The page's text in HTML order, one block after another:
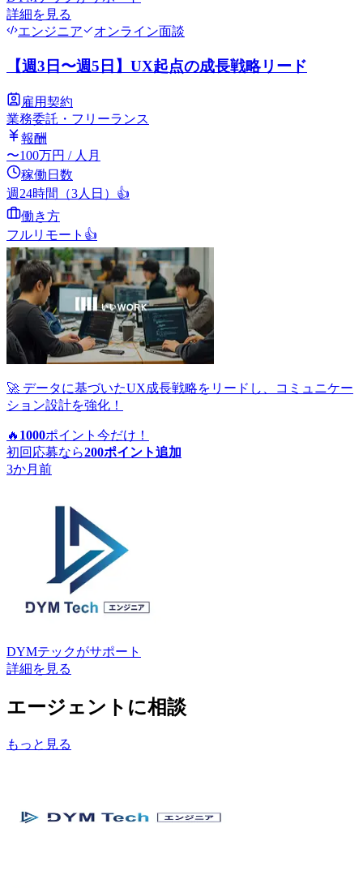
詳細を見る
エンジニア
オンライン面談
【週3日〜週5日】UX起点の成長戦略リード
雇用契約
業務委託・フリーランス
報酬
〜100万円 / 人月
稼働日数
週24時間（3人日） 👍
働き方
フルリモート 👍
🚀 データに基づいたUX成長戦略をリードし、コミュニケー
ション設計を強化！
🔥 1000ポイント 今だけ！
初回応募なら200ポイント追加
3か月前
DYMテックがサポート
詳細を見る
エージェントに相談
もっと見る